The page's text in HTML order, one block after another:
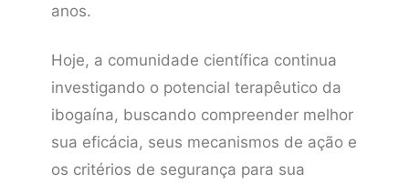
anos.
Hoje, a comunidade científica continua
investigando o potencial terapêutico da
ibogaína, buscando compreender melhor
sua eficácia, seus mecanismos de ação e
os critérios de segurança para sua